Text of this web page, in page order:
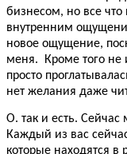
бизнесом, но все
внутренним
новое ощущение,
меня. Кроме того не
просто
нет желания даже
О. так и есть.
Каждый из вас
которые находятся